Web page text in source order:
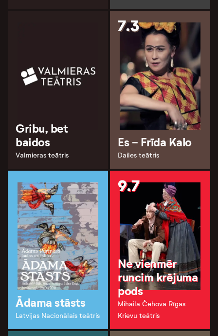
Gribu, bet
baidos
Valmieras teātris
7.3
Es - Frīda Kalo
Dailes teātris
Ādama stāsts
Latvijas Nacionālais teātris
9.7
Ne vienmēr
runcim krējuma
pods
Mihaila Čehova Rīgas
Krievu teātris